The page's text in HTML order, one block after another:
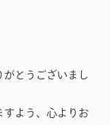
がとうございまし
すよう、心よりお